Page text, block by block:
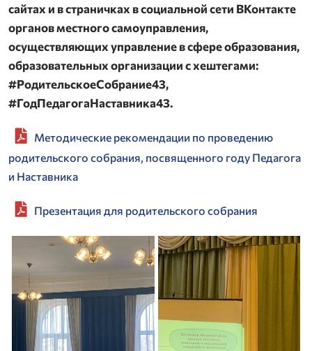
сайтах и в страничках в социальной сети ВКонтакте
органов местного самоуправления,
осуществляющих управление в сфере образования,
образовательных организации с хештегами:
#РодительскоеСобрание43,
#ГодПедагогаНаставника43.
Методические рекомендации по проведению
родительского собрания, посвященного году Педагога
и Наставника
Презентация для родительского собрания